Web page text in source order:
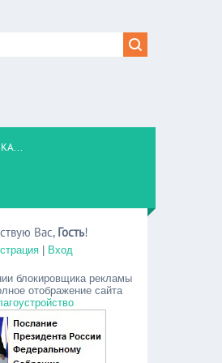
Вас, Гость!
| Вход
блокировщика рекламы
отображение сайта